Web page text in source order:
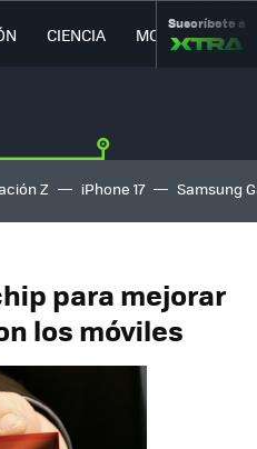
CIENCIA MOVILIDAD
Suscríbete a
Z iPhone 17 Samsung
para mejorar
los móviles